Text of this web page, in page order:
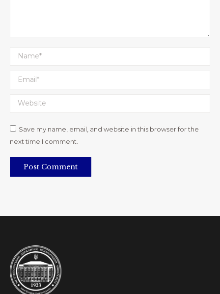
Name *
Email *
Website
Save my name, email, and website in this browser for the
next time I comment.
Post Comment